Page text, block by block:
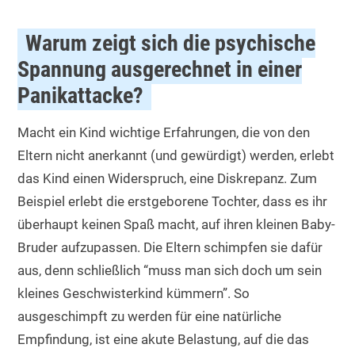
Warum zeigt sich die psychische
Spannung ausgerechnet in einer
Panikattacke?
Macht ein Kind wichtige Erfahrungen, die von den
Eltern nicht anerkannt (und gewürdigt) werden, erlebt
das Kind einen Widerspruch, eine Diskrepanz. Zum
Beispiel erlebt die erstgeborene Tochter, dass es ihr
überhaupt keinen Spaß macht, auf ihren kleinen Baby-
Bruder aufzupassen. Die Eltern schimpfen sie dafür
aus, denn schließlich “muss man sich doch um sein
kleines Geschwisterkind kümmern”. So
ausgeschimpft zu werden für eine natürliche
Empfindung, ist eine akute Belastung, auf die das